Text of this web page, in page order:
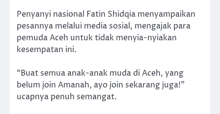
Penyanyi nasional Fatin Shidqia menyampaikan
pesannya melalui media sosial, mengajak para
pemuda Aceh untuk tidak menyia-nyiakan
kesempatan ini.
“Buat semua anak-anak muda di Aceh, yang
belum join Amanah, ayo join sekarang juga!”
ucapnya penuh semangat.